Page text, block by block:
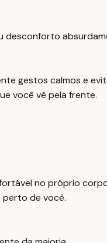
desconforto
gestos calmos e
você vê pela frente.
no próprio
de você.